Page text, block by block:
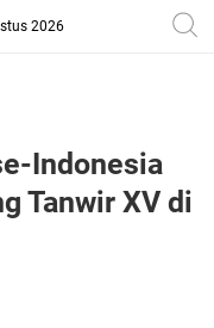
2026
Indonesia
Tanwir XV di